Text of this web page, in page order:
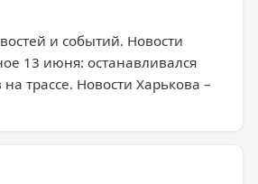
и событий. Новости
13 июня: останавливался
трассе. Новости Харькова –